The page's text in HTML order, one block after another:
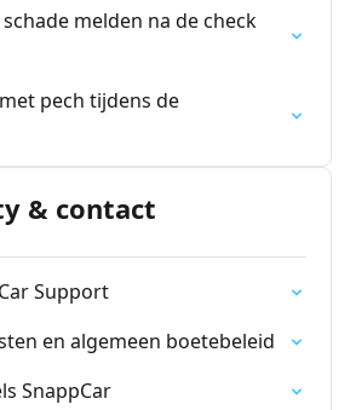
melden na de check
pech tijdens de
& contact
Support
en algemeen boetebeleid
SnappCar